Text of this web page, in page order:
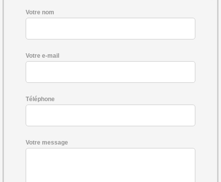
Votre nom
Votre e-mail
Téléphone
Votre message